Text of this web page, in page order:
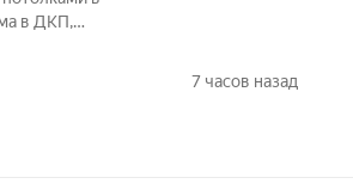
в ДКП,
7 часов назад